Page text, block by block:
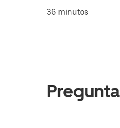
36 minutos